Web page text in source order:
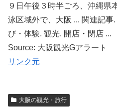
９日午後３時半ごろ、沖縄県
泳区域外で、大阪 ... 関連記事
び・体験. 観光. 開店・閉店 ...
Source: 大阪観光Gアラート
リンク元
大阪の観光・旅行